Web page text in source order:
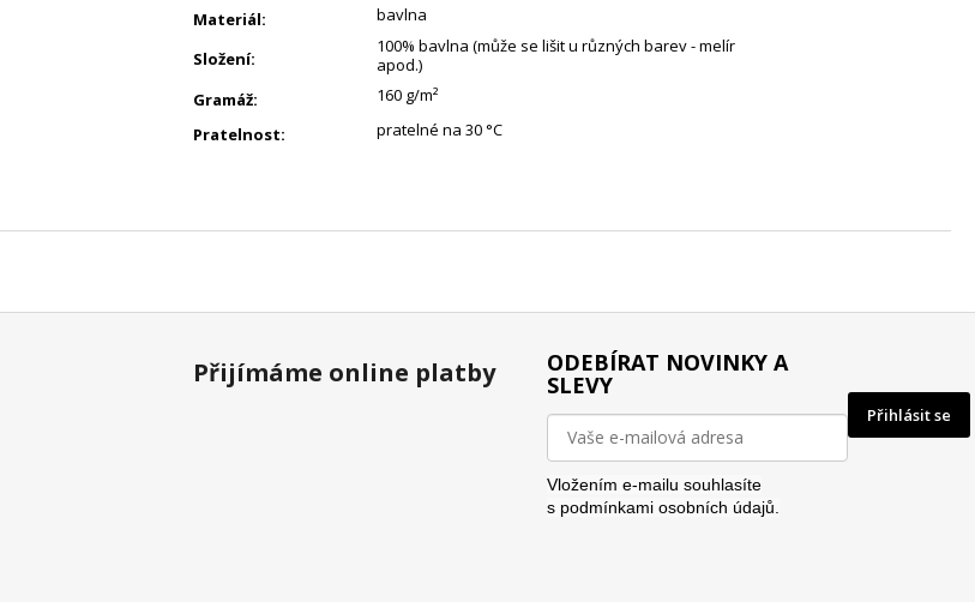
Materiál: bavlna
Složení:
100% bavlna (může se lišit u různých barev - melír
apod.)
Gramáž:
160 g/m²
Pratelnost: pratelné na 30 °C
Přijímáme online platby ODEBÍRAT NOVINKY A
SLEVY
Vložením e-mailu souhlasíte
s podmínkami osobních údajů.
Přihlásit se